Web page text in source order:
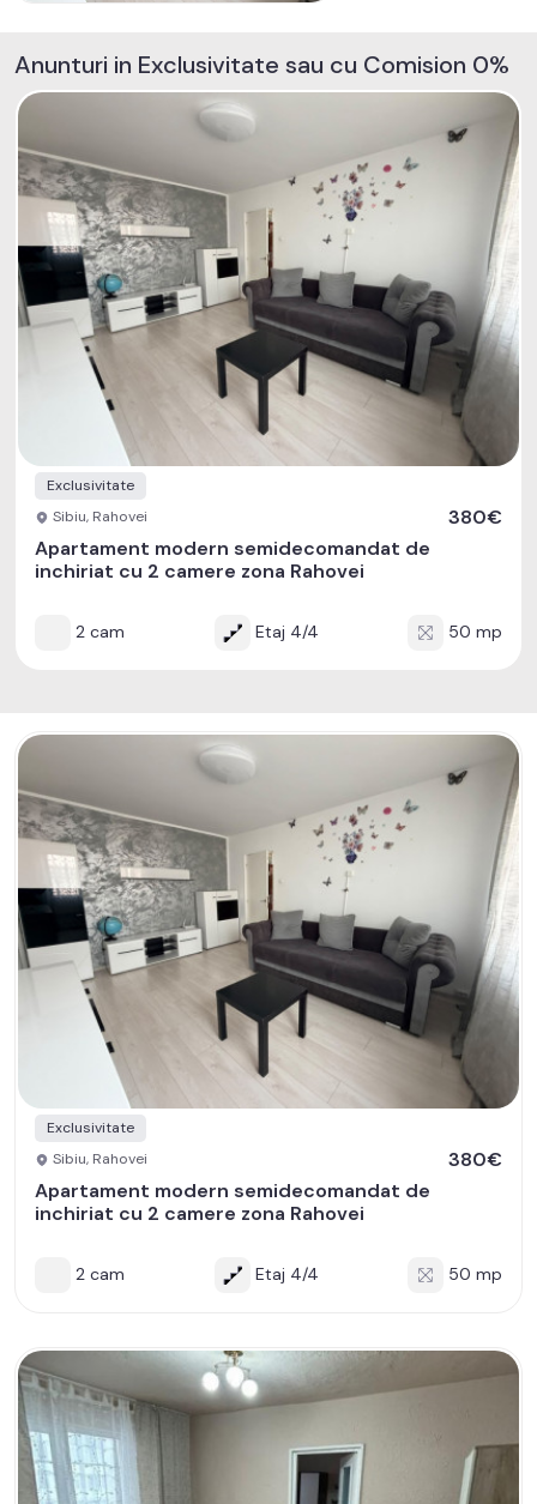
Anunturi in Exclusivitate sau cu Comision 0%
Exclusivitate
Sibiu, Rahovei
380€
Apartament modern semidecomandat de
inchiriat cu 2 camere zona Rahovei
2 cam Etaj 4/4 50 mp
Exclusivitate
Sibiu, Rahovei
380€
Apartament modern semidecomandat de
inchiriat cu 2 camere zona Rahovei
2 cam Etaj 4/4 50 mp